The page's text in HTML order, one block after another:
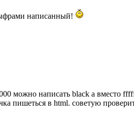
написанный!
можно написать black а вместо
пишеться в html. советую